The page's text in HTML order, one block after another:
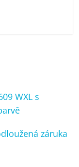
WXL s
záruka